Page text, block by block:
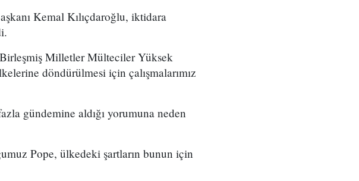
Kemal Kılıçdaroğlu, iktidara
Milletler Mülteciler Yüksek
döndürülmesi için çalışmalarımız
gündemine aldığı yorumuna neden
Pope, ülkedeki şartların bunun için